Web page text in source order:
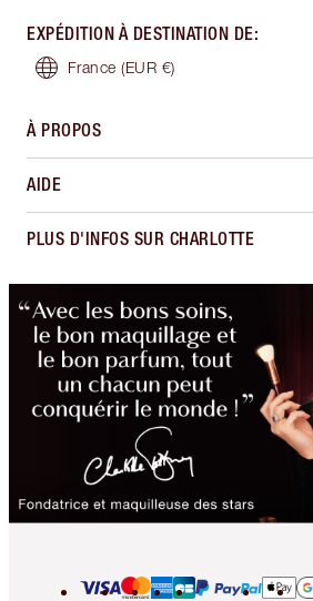
EXPÉDITION À DESTINATION DE:
France (EUR €)
À PROPOS
AIDE
PLUS D'INFOS SUR CHARLOTTE